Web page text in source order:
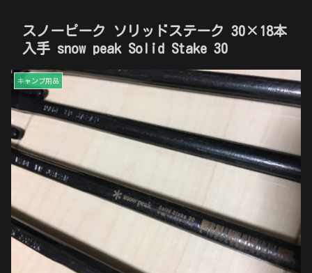
スノーピーク ソリッドステーク 30×18本
入手 snow peak Solid Stake 30
キャンプ用品